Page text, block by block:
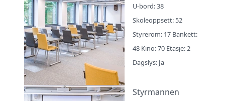
U-bord: 38
Skoleoppsett: 52
Styrerom: 17 Bankett:
48 Kino: 70 Etasje: 2
Dagslys: Ja
Styrmannen